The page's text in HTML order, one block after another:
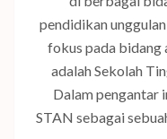
pendidikan
fokus pada bidang
adalah Sekolah
Dalam pengantar
STAN sebagai